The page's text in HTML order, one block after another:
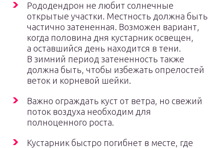
Рододендрон не любит солнечные
открытые участки. Местность должна быть
частично затененная. Возможен вариант,
когда половина дня кустарник освещен,
а оставшийся день находится в тени.
В зимний период затененность также
должна быть, чтобы избежать опрелостей
веток и корневой шейки.
Важно ограждать куст от ветра, но свежий
поток воздуха необходим для
полноценного роста.
Кустарник быстро погибнет в месте, где